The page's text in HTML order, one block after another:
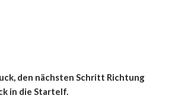
den nächsten Schritt Richtung
in die Startelf.